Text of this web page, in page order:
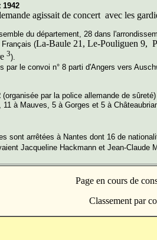
1942
agissait de concert avec les
du département, 28 dans
(La-Baule 21, Le-Pouliguen 9,
3).
par le convoi n° 8 parti d'Angers vers
(organisée par la police allemande de sûreté)
à Mauves, 5 à Gorges et 5 à
sont arrêtées à Nantes dont 16 de
Jacqueline Hackmann et Jean-Claude
Page en cours de
Classement par